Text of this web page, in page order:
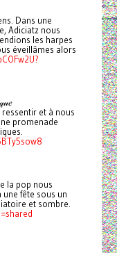
Dans une
Adiciatz nous
les harpes
éveillâmes alors
et à nous
promenade
la pop nous
une fête sous un
et sombre.